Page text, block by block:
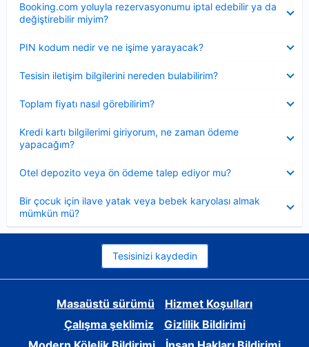
Booking.com yoluyla rezervasyonumu iptal edebilir ya da
değiştirebilir miyim?
PIN kodum nedir ve ne işime yarayacak?
Tesisin iletişim bilgilerini nereden bulabilirim?
Toplam fiyatı nasıl görebilirim?
Kredi kartı bilgilerimi giriyorum, ne zaman ödeme
yapacağım?
Otel depozito veya ön ödeme talep ediyor mu?
Bir çocuk için ilave yatak veya bebek karyolası almak
mümkün mü?
Tesisinizi kaydedin
Masaüstü sürümü
Hizmet Koşulları
Çalışma şeklimiz
Gizlilik Bildirimi